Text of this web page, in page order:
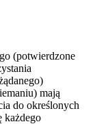
(potwierdzone
mają
do określonych
każdego